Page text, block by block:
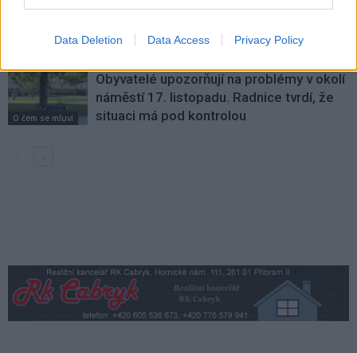
Data Deletion Data Access Privacy Policy
O čem se mluví
seniorů MHD
O čem se mluví
Obyvatelé upozorňují na problémy v okolí
náměstí 17. listopadu. Radnice tvrdí, že
situaci má pod kontrolou